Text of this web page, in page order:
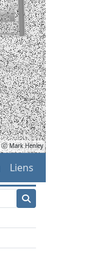
ⓒ Mark Henley
Liens